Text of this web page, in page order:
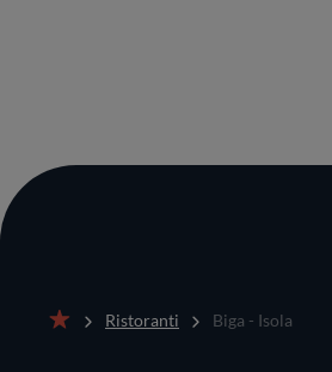
Ristoranti Biga - Isola